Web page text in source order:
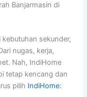
Banjarmasin di
sekunder,
nugas, kerja,
Nah, IndiHome
tetap kencang dan
pilih IndiHome: